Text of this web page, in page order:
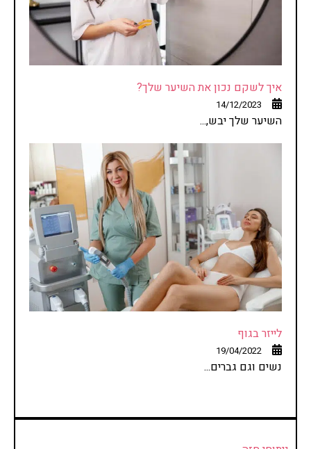
איך לשקם נכון את השיער שלך?
14/12/2023
השיער שלך יבש,...
לייזר בגוף
19/04/2022
נשים וגם גברים...